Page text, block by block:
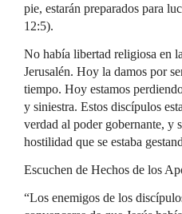
pie, estarán preparados para
12:5).
No había libertad religiosa en
Jerusalén. Hoy la damos por
tiempo. Hoy estamos
y siniestra. Estos discípulos
verdad al poder gobernante, y
hostilidad que se estaba
Escuchen de Hechos de los
“Los enemigos de los